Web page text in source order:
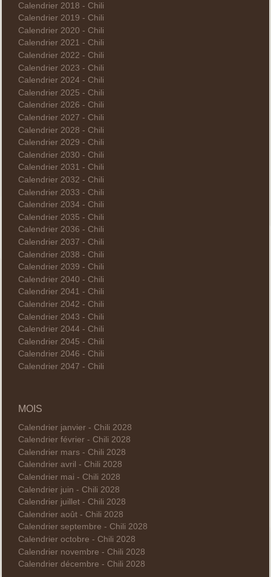
Calendrier 2018 - Chili
Calendrier 2019 - Chili
Calendrier 2020 - Chili
Calendrier 2021 - Chili
Calendrier 2022 - Chili
Calendrier 2023 - Chili
Calendrier 2024 - Chili
Calendrier 2025 - Chili
Calendrier 2026 - Chili
Calendrier 2027 - Chili
Calendrier 2028 - Chili
Calendrier 2029 - Chili
Calendrier 2030 - Chili
Calendrier 2031 - Chili
Calendrier 2032 - Chili
Calendrier 2033 - Chili
Calendrier 2034 - Chili
Calendrier 2035 - Chili
Calendrier 2036 - Chili
Calendrier 2037 - Chili
Calendrier 2038 - Chili
Calendrier 2039 - Chili
Calendrier 2040 - Chili
Calendrier 2041 - Chili
Calendrier 2042 - Chili
Calendrier 2043 - Chili
Calendrier 2044 - Chili
Calendrier 2045 - Chili
Calendrier 2046 - Chili
Calendrier 2047 - Chili
MOIS
Calendrier janvier - Chili 2028
Calendrier février - Chili 2028
Calendrier mars - Chili 2028
Calendrier avril - Chili 2028
Calendrier mai - Chili 2028
Calendrier juin - Chili 2028
Calendrier juillet - Chili 2028
Calendrier août - Chili 2028
Calendrier septembre - Chili 2028
Calendrier octobre - Chili 2028
Calendrier novembre - Chili 2028
Calendrier décembre - Chili 2028